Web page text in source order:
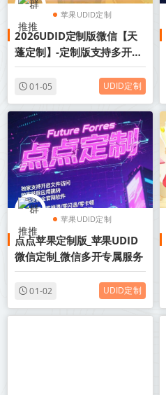
苹果UDID定制
UDID定制版微信
2026UDID定制版微信【天
蓬定制】-定制版支持多开分
身其他app
01-05 UDID定制
苹果UDID定制
UDID定制版微信
点点苹果定制版_苹果UDID
微信定制_微信多开专属服务
01-02 UDID定制